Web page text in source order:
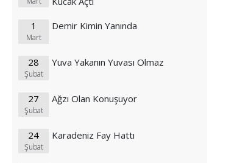
1
Mart
Demir Kimin Yanında
28
Şubat
Yuva Yakanın Yuvası Olmaz
27
Şubat
Ağzı Olan Konuşuyor
24
Şubat
Karadeniz Fay Hattı